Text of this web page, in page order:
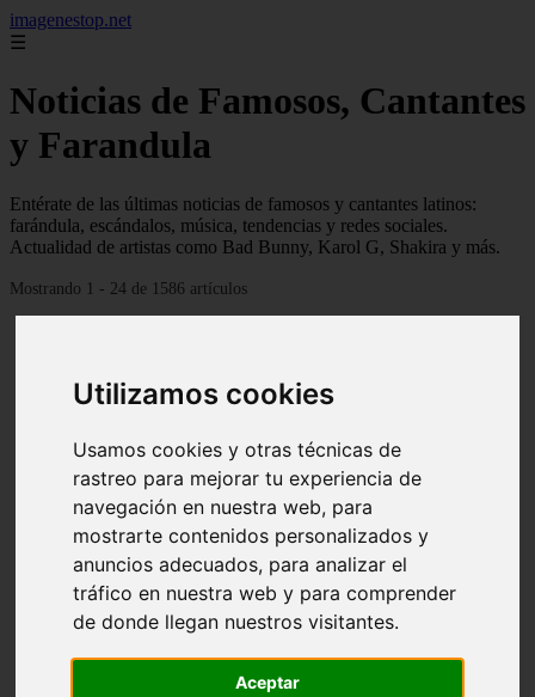
Utilizamos cookies
Usamos cookies y otras técnicas de
rastreo para mejorar tu experiencia de
navegación en nuestra web, para
mostrarte contenidos personalizados y
anuncios adecuados, para analizar el
tráfico en nuestra web y para comprender
de donde llegan nuestros visitantes.
Aceptar
imagenestop.net
☰
Noticias de Famosos, Cantantes
y Farandula
Entérate de las últimas noticias de famosos y cantantes latinos:
farándula, escándalos, música, tendencias y redes sociales.
Actualidad de artistas como Bad Bunny, Karol G, Shakira y más.
Mostrando 1 - 24 de 1586 artículos